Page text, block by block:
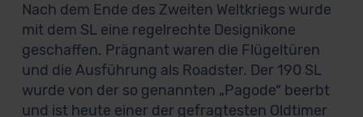
Nach dem Ende des Zweiten Weltkriegs wurde
mit dem SL eine regelrechte Designikone
geschaffen. Prägnant waren die Flügeltüren
und die Ausführung als Roadster. Der 190 SL
wurde von der so genannten „Pagode“ beerbt
und ist heute einer der gefragtesten Oldtimer